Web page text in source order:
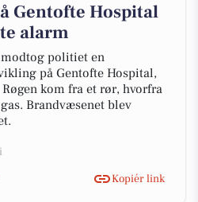
Gentofte Hospital
alarm
politiet en
på Gentofte Hospital,
kom fra et rør, hvorfra
Brandvæsenet blev
Kopiér link